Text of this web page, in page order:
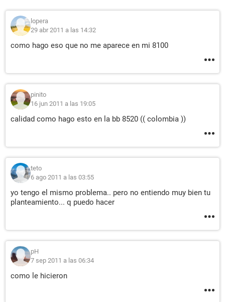
lopera
29 abr 2011 a las 14:32
como hago eso que no me aparece en mi 8100
pinito
16 jun 2011 a las 19:05
calidad como hago esto en la bb 8520 (( colombia ))
teto
6 ago 2011 a las 03:55
yo tengo el mismo problema.. pero no entiendo muy bien tu
planteamiento... q puedo hacer
pH
7 sep 2011 a las 06:34
como le hicieron